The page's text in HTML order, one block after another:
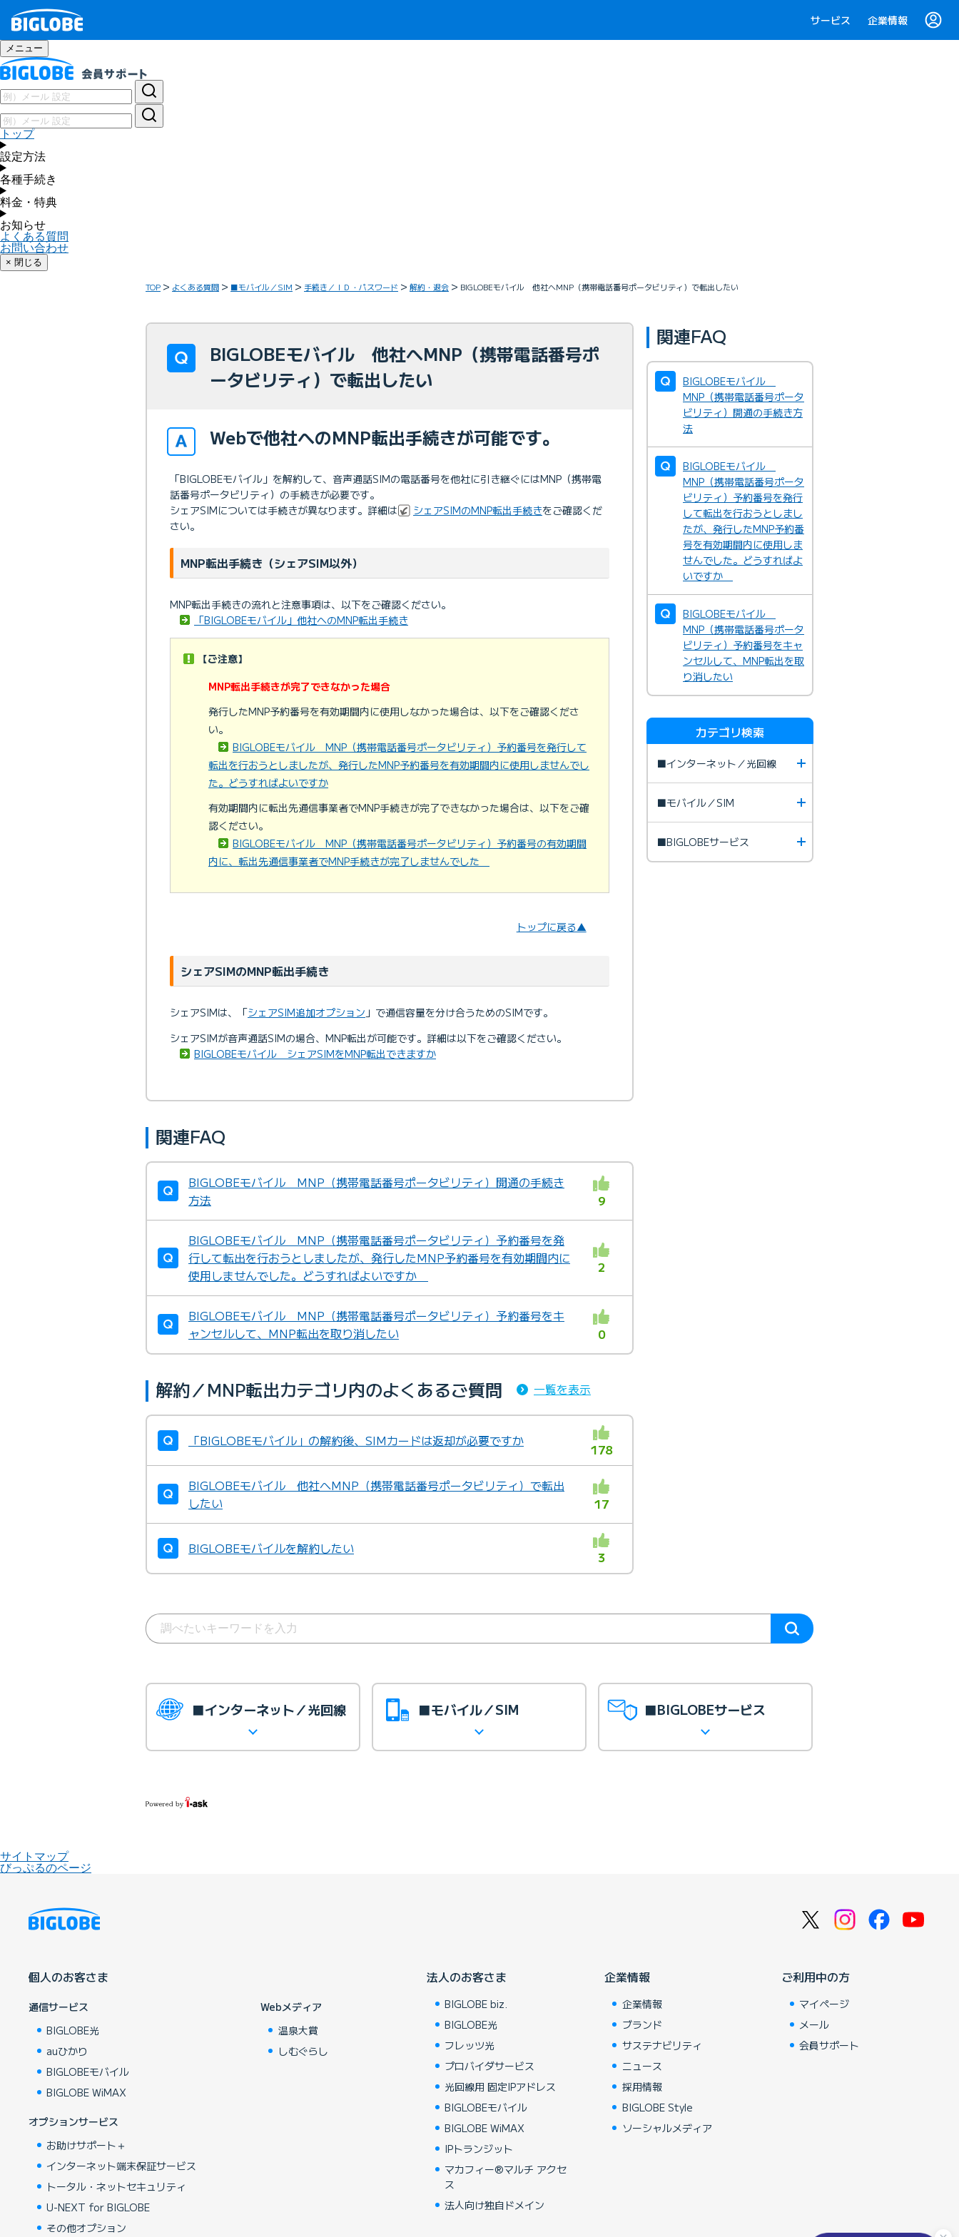
サービス 企業情報
メニュー
トップ
設定方法
各種手続き
料金・特典
お知らせ
よくある質問
お問い合わせ
× 閉じる
TOP よくある質問 ■モバイル／SIM 手続き／ＩＤ・パスワード 解約・退会 BIGLOBEモバイル 他社へMNP（携帯電話番号ポータビリティ）で転出したい
BIGLOBEモバイル 他社へMNP（携帯電話番号ポ
ータビリティ）で転出したい
Webで他社へのMNP転出手続きが可能です。
「BIGLOBEモバイル」を解約して、音声通話SIMの電話番号を他社に引き継ぐにはMNP（携帯電
話番号ポータビリティ）の手続きが必要です。
シェアSIMについては手続きが異なります。詳細は
シェアSIMのMNP転出手続きをご確認くだ
さい。
MNP転出手続き（シェアSIM以外）
MNP転出手続きの流れと注意事項は、以下をご確認ください。
「BIGLOBEモバイル」他社へのMNP転出手続き
【ご注意】
MNP転出手続きが完了できなかった場合
発行したMNP予約番号を有効期間内に使用しなかった場合は、以下をご確認くださ
い。
BIGLOBEモバイル MNP（携帯電話番号ポータビリティ）予約番号を発行して
転出を行おうとしましたが、発行したMNP予約番号を有効期間内に使用しませんでし
た。どうすればよいですか
有効期間内に転出先通信事業者でMNP手続きが完了できなかった場合は、以下をご確
認ください。
BIGLOBEモバイル MNP（携帯電話番号ポータビリティ）予約番号の有効期間
内に、転出先通信事業者でMNP手続きが完了しませんでした
トップに戻る▲
シェアSIMのMNP転出手続き
シェアSIMは、「シェアSIM追加オプション 」で通信容量を分け合うためのSIMです。
シェアSIMが音声通話SIMの場合、MNP転出が可能です。詳細は以下をご確認ください。
BIGLOBEモバイル シェアSIMをMNP転出できますか
関連FAQ
BIGLOBEモバイル MNP（携帯電話番号ポータビリティ）開通の手続き
方法
9
BIGLOBEモバイル MNP（携帯電話番号ポータビリティ）予約番号を発
行して転出を行おうとしましたが、発行したMNP予約番号を有効期間内に
使用しませんでした。どうすればよいですか
2
BIGLOBEモバイル MNP（携帯電話番号ポータビリティ）予約番号をキ
ャンセルして、MNP転出を取り消したい
0
解約／MNP転出カテゴリ内のよくあるご質問 一覧を表示
「BIGLOBEモバイル」の解約後、SIMカードは返却が必要ですか
178
BIGLOBEモバイル 他社へMNP（携帯電話番号ポータビリティ）で転出
したい
17
BIGLOBEモバイルを解約したい
3
関連FAQ
BIGLOBEモバイル
MNP（携帯電話番号ポータ
ビリティ）開通の手続き方
法
BIGLOBEモバイル
MNP（携帯電話番号ポータ
ビリティ）予約番号を発行
して転出を行おうとしまし
たが、発行したMNP予約番
号を有効期間内に使用しま
せんでした。どうすればよ
いですか
BIGLOBEモバイル
MNP（携帯電話番号ポータ
ビリティ）予約番号をキャ
ンセルして、MNP転出を取
り消したい
カテゴリ検索
■インターネット／光回線
■モバイル／SIM
■BIGLOBEサービス
■インターネット／光回線 ■モバイル／SIM ■BIGLOBEサービス
サイトマップ
びっぷるのページ
個人のお客さま
通信サービス
BIGLOBE光
auひかり
BIGLOBEモバイル
BIGLOBE WiMAX
オプションサービス
お助けサポート＋
インターネット端末保証サービス
トータル・ネットセキュリティ
U-NEXT for BIGLOBE
その他オプション
Webメディア
温泉大賞
しむぐらし
法人のお客さま
BIGLOBE biz.
BIGLOBE光
フレッツ光
プロバイダサービス
光回線用 固定IPアドレス
BIGLOBEモバイル
BIGLOBE WiMAX
IPトランジット
マカフィー®マルチ アクセ
ス
法人向け独自ドメイン
企業情報
企業情報
ブランド
サステナビリティ
ニュース
採用情報
BIGLOBE Style
ソーシャルメディア
ご利用中の方
マイページ
メール
会員サポート